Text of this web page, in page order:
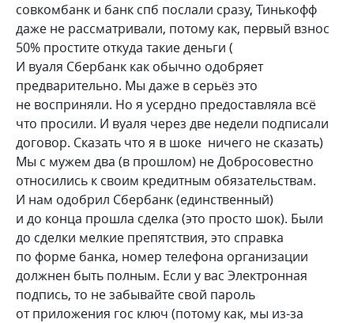
совкомбанк и банк спб послали сразу, Тинькофф
даже не рассматривали, потому как, первый взнос
50% простите откуда такие деньги (
И вуаля Сбербанк как обычно одобряет
предварительно. Мы даже в серьёз это
не восприняли. Но я усердно предоставляла всё
что просили. И вуаля через две недели подписали
договор. Сказать что я в шоке ничего не сказать)
Мы с мужем два (в прошлом) не Добросовестно
относились к своим кредитным обязательствам.
И нам одобрил Сбербанк (единственный)
и до конца прошла сделка (это просто шок). Были
до сделки мелкие препятствия, это справка
по форме банка, номер телефона организации
должнен быть полным. Если у вас Электронная
подпись, то не забывайте свой пароль
от приложения гос ключ (потому как, мы из-за